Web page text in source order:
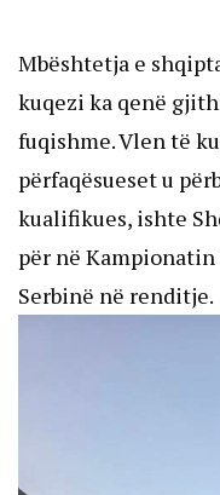
Mbështetja e
kuqezi ka qenë
fuqishme. Vlen të
përfaqësueset u
kualifikues, ishte
për në Kampionatin
Serbinë në renditje.